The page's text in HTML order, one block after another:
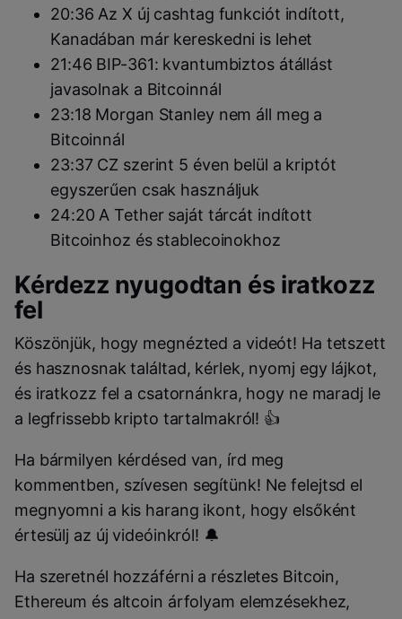
20:36 Az X új cashtag funkciót indított,
Kanadában már kereskedni is lehet
21:46 BIP-361: kvantumbiztos átállást
javasolnak a Bitcoinnál
23:18 Morgan Stanley nem áll meg a
Bitcoinnál
23:37 CZ szerint 5 éven belül a kriptót
egyszerűen csak használjuk
24:20 A Tether saját tárcát indított
Bitcoinhoz és stablecoinokhoz
Kérdezz nyugodtan és iratkozz
fel
Köszönjük, hogy megnézted a videót! Ha tetszett
és hasznosnak találtad, kérlek, nyomj egy lájkot,
és iratkozz fel a csatornánkra, hogy ne maradj le
a legfrissebb kripto tartalmakról! 👍
Ha bármilyen kérdésed van, írd meg
kommentben, szívesen segítünk! Ne felejtsd el
megnyomni a kis harang ikont, hogy elsőként
értesülj az új videóinkról! 🔔
Ha szeretnél hozzáférni a részletes Bitcoin,
Ethereum és altcoin árfolyam elemzésekhez,